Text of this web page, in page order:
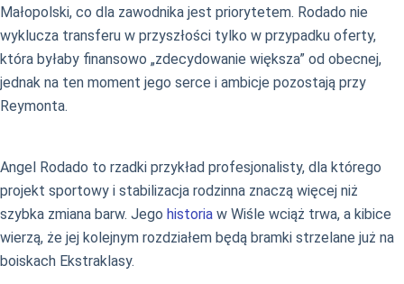
Małopolski, co dla zawodnika jest priorytetem. Rodado nie
wyklucza transferu w przyszłości tylko w przypadku oferty,
która byłaby finansowo „zdecydowanie większa” od obecnej,
jednak na ten moment jego serce i ambicje pozostają przy
Reymonta.
Angel Rodado to rzadki przykład profesjonalisty, dla którego
projekt sportowy i stabilizacja rodzinna znaczą więcej niż
szybka zmiana barw. Jego historia w Wiśle wciąż trwa, a kibice
wierzą, że jej kolejnym rozdziałem będą bramki strzelane już na
boiskach Ekstraklasy.